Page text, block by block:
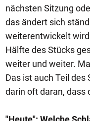
nächsten Sitzung
das ändert sich
weiterentwickelt
Hälfte des Stücks
weiter und weiter.
Das ist auch Teil
darin oft daran, dass